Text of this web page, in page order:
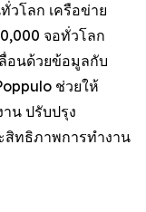
วโลก เครือข่าย
จอทั่วโลก
อนด้วยข้อมูลกับ
ช่วยให้
น ปรับปรุง
สิทธิภาพการทำงาน